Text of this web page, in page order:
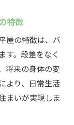
平屋の実用
平屋の工夫
な平屋の設
工夫
特徴
屋の特徴は、バ
す。段差をなく
将来の身体の変
より、日常生活
まいが実現しま